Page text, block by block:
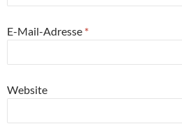
E-Mail-Adresse *
Website